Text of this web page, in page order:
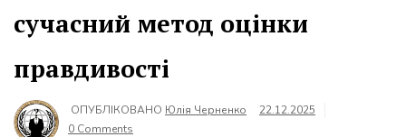
сучасний метод оцінки
правдивості
ОПУБЛІКОВАНО Юлія Черненко
22.12.2025
0 Comments